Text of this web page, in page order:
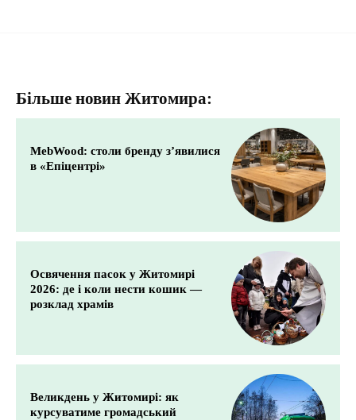
Більше новин Житомира:
MebWood: столи бренду з’явилися
в «Епіцентрі»
Освячення пасок у Житомирі
2026: де і коли нести кошик —
розклад храмів
Великдень у Житомирі: як
курсуватиме громадський